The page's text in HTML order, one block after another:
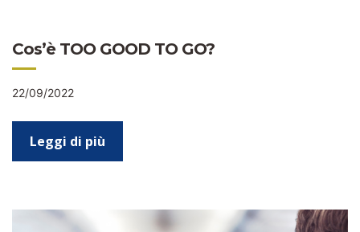
Cos’è TOO GOOD TO GO?
22/09/2022
Leggi di più